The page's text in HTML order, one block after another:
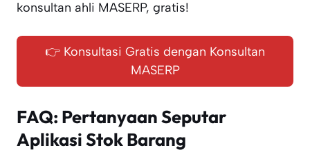
konsultan ahli MASERP, gratis!
👉 Konsultasi Gratis dengan Konsultan
MASERP
FAQ: Pertanyaan Seputar
Aplikasi Stok Barang